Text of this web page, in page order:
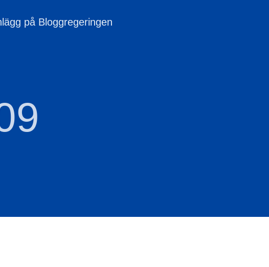
på Bloggregeringen